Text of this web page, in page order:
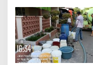
Distributor